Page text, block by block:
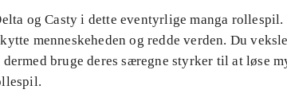
og Casty i dette eventyrlige manga
menneskeheden og redde verden. Du
bruge deres særegne styrker til at løse